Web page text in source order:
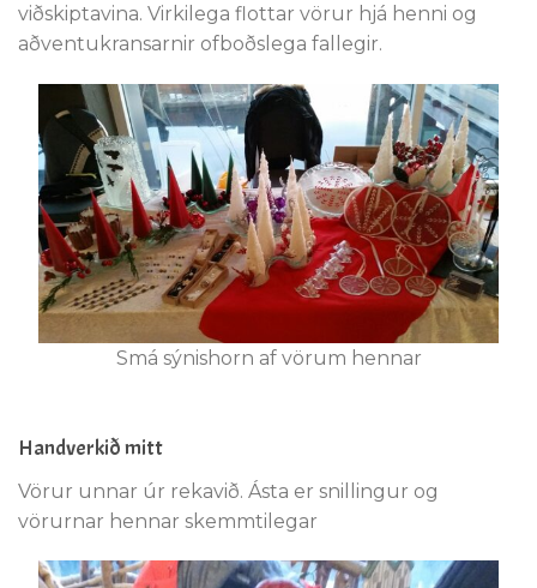
viðskiptavina. Virkilega flottar vörur hjá henni og
aðventukransarnir ofboðslega fallegir.
Smá sýnishorn af vörum hennar
Handverkið mitt
Vörur unnar úr rekavið. Ásta er snillingur og
vörurnar hennar skemmtilegar